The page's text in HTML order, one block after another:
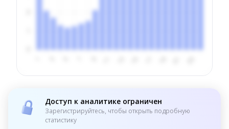
Доступ к аналитике ограничен
Зарегистрируйтесь, чтобы открыть подробную
статистику